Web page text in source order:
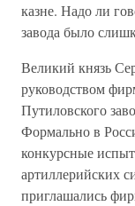
казне. Надо ли
завода было
Великий князь
руководством
Путиловского
Формально в
конкурсные
артиллерийских
приглашались